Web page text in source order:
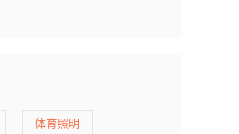
体育照明